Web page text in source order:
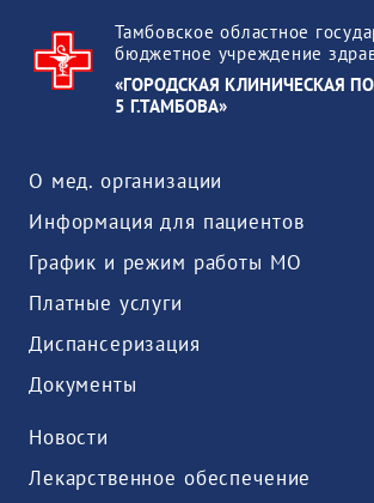
Тамбовское областное
бюджетное учреждение
«ГОРОДСКАЯ КЛИНИЧЕСКАЯ
5 Г.ТАМБОВА»
О мед. организации
Информация для пациентов
График и режим работы МО
Платные услуги
Диспансеризация
Документы
Новости
Лекарственное обеспечение